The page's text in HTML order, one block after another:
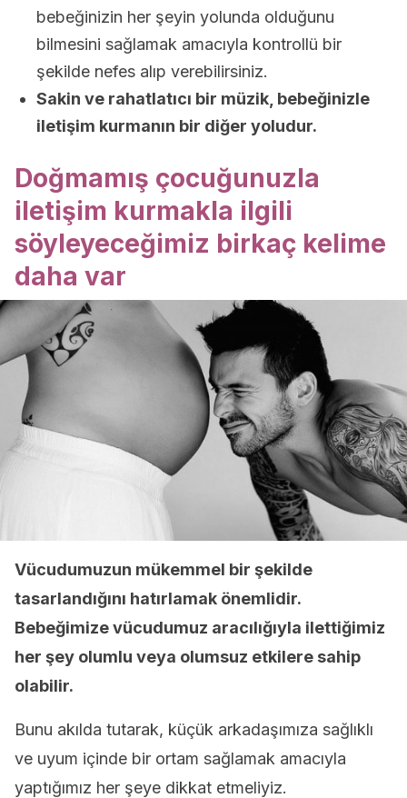
bebeğinizin her şeyin yolunda olduğunu
bilmesini sağlamak amacıyla kontrollü bir
şekilde nefes alıp verebilirsiniz.
Sakin ve rahatlatıcı bir müzik, bebeğinizle
iletişim kurmanın bir diğer yoludur.
Doğmamış çocuğunuzla
iletişim kurmakla ilgili
söyleyeceğimiz birkaç kelime
daha var
Vücudumuzun mükemmel bir şekilde
tasarlandığını hatırlamak önemlidir.
Bebeğimize vücudumuz aracılığıyla ilettiğimiz
her şey olumlu veya olumsuz etkilere sahip
olabilir.
Bunu akılda tutarak, küçük arkadaşımıza sağlıklı
ve uyum içinde bir ortam sağlamak amacıyla
yaptığımız her şeye dikkat etmeliyiz.